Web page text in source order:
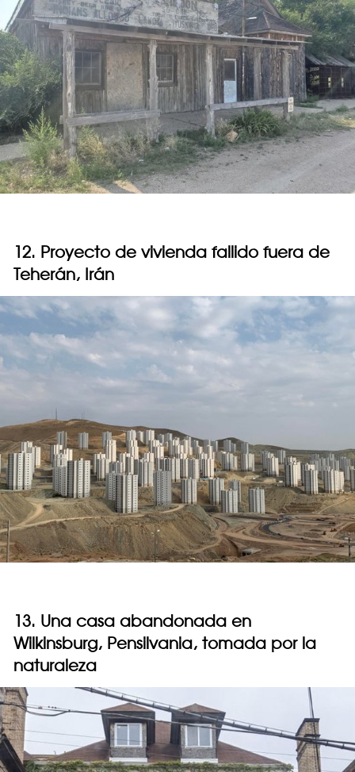
12. Proyecto de vivienda fallido fuera de
Teherán, Irán
13. Una casa abandonada en
Wilkinsburg, Pensilvania, tomada por la
naturaleza